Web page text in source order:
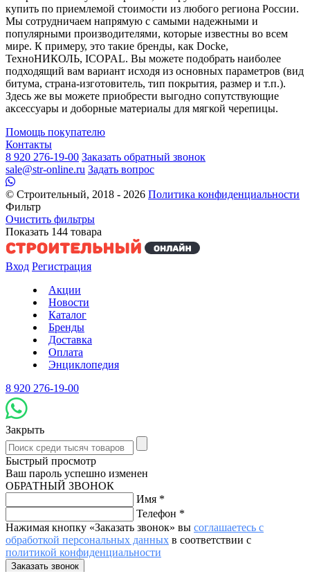
купить по приемлемой стоимости из любого региона России.
Мы сотрудничаем напрямую с самыми надежными и
популярными производителями, которые известны во всем
мире. К примеру, это такие бренды, как Docke,
ТехноНИКОЛЬ, ICOPAL. Вы можете подобрать наиболее
подходящий вам вариант исходя из основных параметров (вид
битума, страна-изготовитель, тип покрытия, размер и т.п.).
Здесь же вы можете приобрести выгодно сопутствующие
аксессуары и доборные материалы для мягкой черепицы.
Помощь покупателю
Контакты
8 920 276-19-00 Заказать обратный звонок
sale@str-online.ru Задать вопрос
© Строительный, 2018 - 2026 Политика конфиденциальности
Фильтр
Очистить фильтры
Показать 144 товара
Вход Регистрация
Акции
Новости
Каталог
Бренды
Доставка
Оплата
Энциклопедия
8 920 276-19-00
Закрыть
Быстрый просмотр
Ваш пароль успешно изменен
ОБРАТНЫЙ ЗВОНОК
Имя *
Телефон *
Нажимая кнопку «Заказать звонок» вы соглашаетесь с
обработкой персональных данных в соответствии с
политикой конфиденциальности